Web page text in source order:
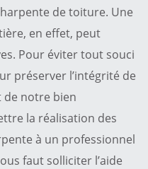
de toiture. Une
en effet, peut
Pour éviter tout souci
préserver l’intégrité de
notre bien
la réalisation des
à un professionnel
faut solliciter l’aide